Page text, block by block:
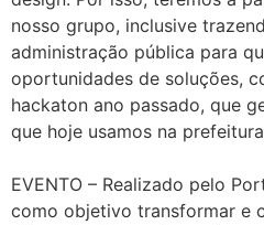
nosso grupo, inclusive
administração pública para
oportunidades de soluções,
hackaton ano passado, que
que hoje usamos na
EVENTO – Realizado pelo
como objetivo transformar e